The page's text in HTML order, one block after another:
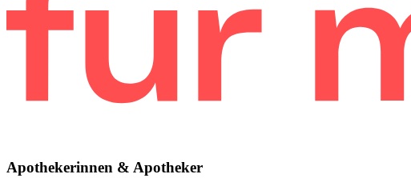
Apothekerinnen & Apotheker